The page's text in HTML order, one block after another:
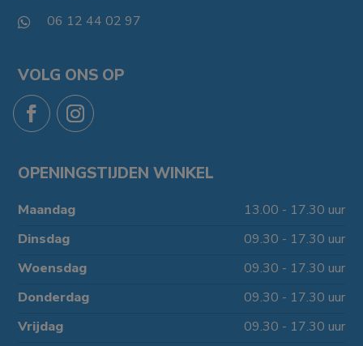
 06 12 44 02 97
VOLG ONS OP
OPENINGSTIJDEN WINKEL
Maandag
13.00 - 17.30 uur
Dinsdag
09.30 - 17.30 uur
Woensdag
09.30 - 17.30 uur
Donderdag
09.30 - 17.30 uur
Vrijdag
09.30 - 17.30 uur